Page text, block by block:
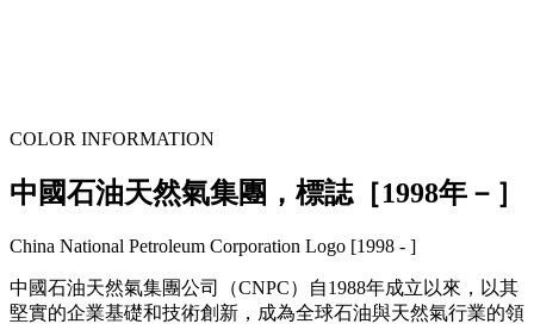
COLOR INFORMATION
中國石油天然氣集團，標誌［1998年－］
China National Petroleum Corporation Logo [1998 - ]
中國石油天然氣集團公司（CNPC）自1988年成立以來，以其
堅實的企業基礎和技術創新，成為全球石油與天然氣行業的領